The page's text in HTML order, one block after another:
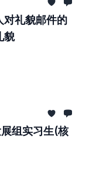
对礼貌邮件的
貌
组实习生(核